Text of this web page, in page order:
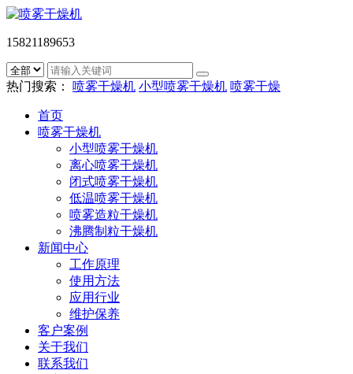
15821189653
热门搜索： 喷雾干燥机 小型喷雾干燥机 喷雾干燥
首页
喷雾干燥机
小型喷雾干燥机
离心喷雾干燥机
闭式喷雾干燥机
低温喷雾干燥机
喷雾造粒干燥机
沸腾制粒干燥机
新闻中心
工作原理
使用方法
应用行业
维护保养
客户案例
关于我们
联系我们